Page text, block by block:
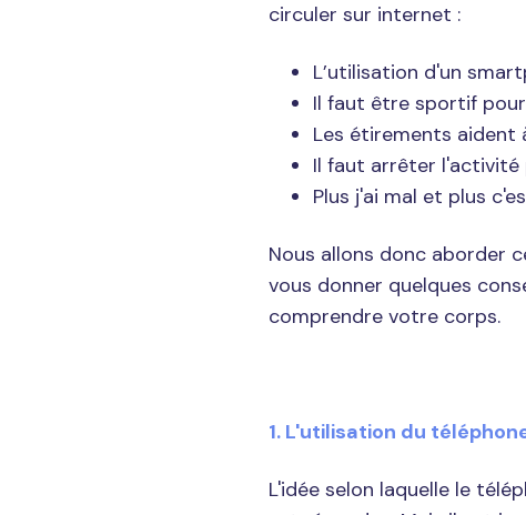
circuler sur internet :
L’utilisation d'un
Il faut être sportif
Les étirements aident
Il faut arrêter l'activité
Plus j'ai mal et plus
Nous allons donc aborder
vous donner quelques
comprendre votre corps.
1. L'utilisation du
L'idée selon laquelle le